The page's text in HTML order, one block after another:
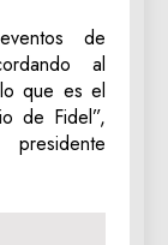
de
al
que es el
de Fidel”,